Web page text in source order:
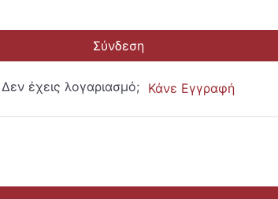
Σύνδεση
Δεν έχεις λογαριασμό; Κάνε Εγγραφή